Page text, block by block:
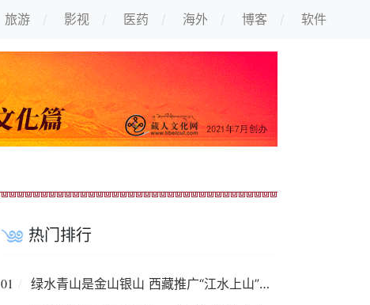
旅游 影视 医药 海外 博客 软件
热门排行
01 绿水青山是金山银山 西藏推广“江水上山”项目